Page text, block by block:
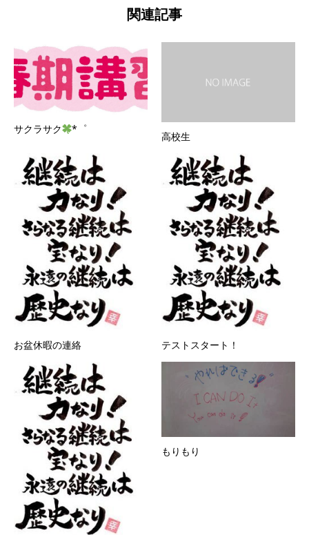
関連記事
サクラサク *゜
高校生
お盆休暇の連絡 テストスタート！
もりもり